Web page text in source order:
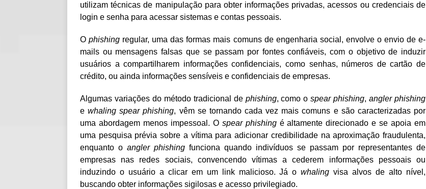
utilizam técnicas de manipulação para obter informações privadas, acessos ou credenciais de
login e senha para acessar sistemas e contas pessoais.
Ophishing regular, uma das formas mais comuns de engenharia social, envolve o envio de e-
mails ou mensagens falsas que se passam por fontes confiáveis, com o objetivo de induzir
usuários a compartilharem informações confidenciais, como senhas, números de cartão de
crédito, ou ainda informações sensíveis e confidenciais de empresas.
Algumas variações do método tradicional de phishing, como ospear phishing,angler phishing
ewhaling spear phishing, vêm se tornando cada vez mais comuns e são caracterizadas por
uma abordagem menos impessoal. O spear phishingé altamente direcionado e se apoia em
uma pesquisa prévia sobre a vítima para adicionar credibilidade na aproximação fraudulenta,
enquanto oangler phishing funciona quando indivíduos se passam por representantes de
empresas nas redes sociais, convencendo vítimas a cederem informações pessoais ou
induzindo o usuário a clicar em um link malicioso. Já owhalingvisa alvos de alto nível,
buscando obter informações sigilosas e acesso privilegiado.